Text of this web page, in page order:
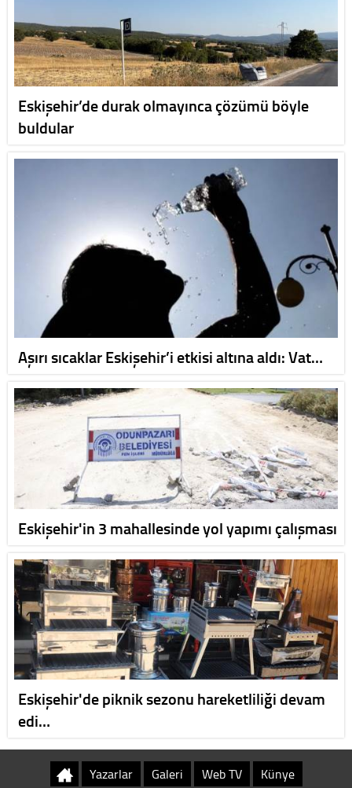
Eskişehir’de durak olmayınca çözümü böyle
buldular
Aşırı sıcaklar Eskişehir’i etkisi altına aldı: Vat…
Eskişehir'in 3 mahallesinde yol yapımı çalışması
Eskişehir'de piknik sezonu hareketliliği devam
edi…
Yazarlar Galeri Web TV Künye